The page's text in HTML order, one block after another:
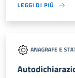
LEGGI DI PIÙ
ANAGRAFE E